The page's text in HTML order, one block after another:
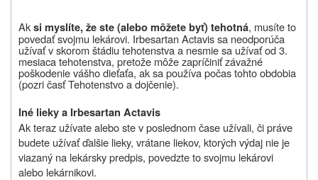
Aksi myslíte, že ste (alebo môžete byť) tehotná, musíte to
povedať svojmu lekárovi. Irbesartan Actavis sa neodporúča
užívať v skorom štádiu tehotenstva a nesmie sa užívať od 3.
mesiaca tehotenstva, pretože môže zapríčiniť závažné
poškodenie vášho dieťaťa, ak sa používa počas tohto obdobia
(pozri časť Tehotenstvo a dojčenie).
Iné lieky a Irbesartan Actavis
Ak teraz užívate alebo ste v poslednom čase užívali, či práve
budete užívať ďalšie lieky, vrátane liekov, ktorých výdaj nie je
viazaný na lekársky predpis, povedzte to svojmu lekárovi
alebo lekárnikovi.